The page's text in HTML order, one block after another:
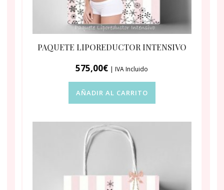
PAQUETE LIPOREDUCTOR INTENSIVO
575,00€ | IVA Incluido
AÑADIR AL CARRITO